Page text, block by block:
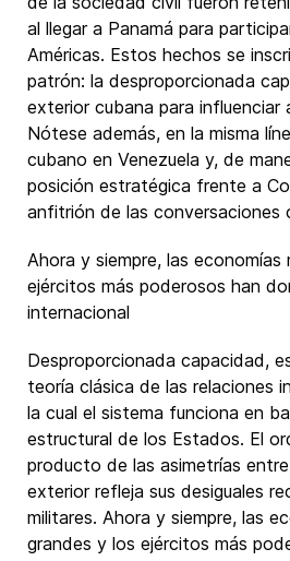
al llegar a Panamá para
Américas. Estos hechos se
patrón: la desproporcionada
exterior cubana para
Nótese además, en la misma
cubano en Venezuela y, de
posición estratégica frente a
anfitrión de las conversaciones
Ahora y siempre, las economías
ejércitos más poderosos han
internacional
Desproporcionada capacidad,
teoría clásica de las relaciones
la cual el sistema funciona en
estructural de los Estados. El
producto de las asimetrías
exterior refleja sus desiguales
militares. Ahora y siempre, las
grandes y los ejércitos más